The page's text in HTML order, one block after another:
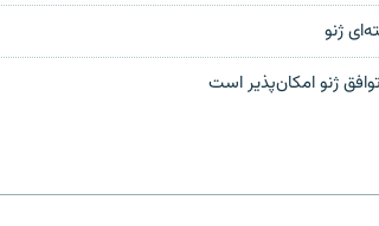
ژنو
ژنو امکان‌پذیر است